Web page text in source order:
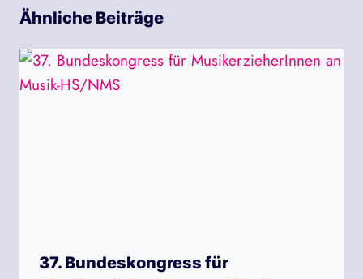
Ähnliche Beiträge
37. Bundeskongress für